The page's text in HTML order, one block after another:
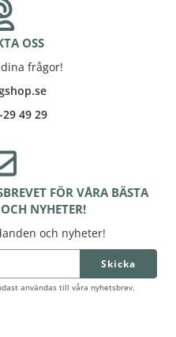
OSS
frågor!
49 29
FÖR VÅRA BÄSTA
NYHETER!
och nyheter!
Skicka
användas till våra nyhetsbrev.